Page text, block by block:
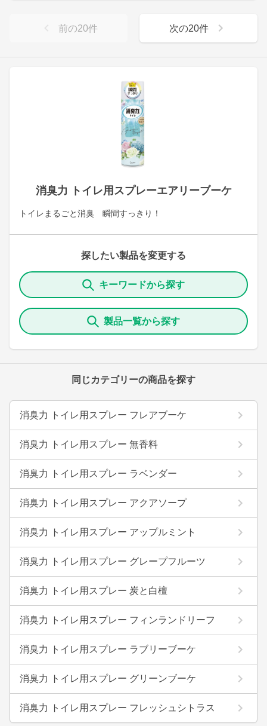
消臭力 トイレ用スプレーエアリーブーケ
トイレまるごと消臭 瞬間すっきり！
探したい製品を変更する
キーワードから探す
製品一覧から探す
同じカテゴリーの商品を探す
消臭力 トイレ用スプレー フレアブーケ
消臭力 トイレ用スプレー 無香料
消臭力 トイレ用スプレー ラベンダー
消臭力 トイレ用スプレー アクアソープ
消臭力 トイレ用スプレー アップルミント
消臭力 トイレ用スプレー グレープフルーツ
消臭力 トイレ用スプレー 炭と白檀
消臭力 トイレ用スプレー フィンランドリーフ
消臭力 トイレ用スプレー ラブリーブーケ
消臭力 トイレ用スプレー グリーンブーケ
消臭力 トイレ用スプレー フレッシュシトラス
前の20件 次の20件